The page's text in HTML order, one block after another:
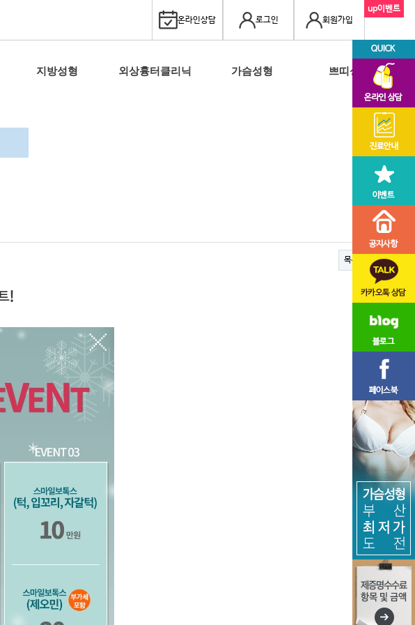
회원가입
로그인
온라인상담
지방성형 외상흉터클리닉 가슴성형 쁘띠성형
up이벤트
목록
!